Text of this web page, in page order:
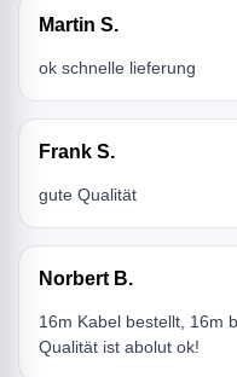
Martin S.
ok schnelle lieferung
Frank S.
gute Qualität
Norbert B.
16m Kabel bestellt, 16m
Qualität ist abolut ok!